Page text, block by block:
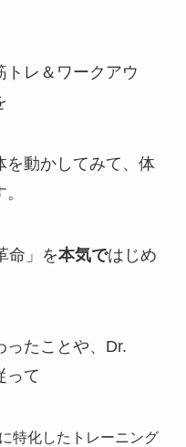
トレ＆ワークアウ
を動かしてみて、体
命」を本気ではじめ
ったことや、Dr.
って
特化したトレーニング